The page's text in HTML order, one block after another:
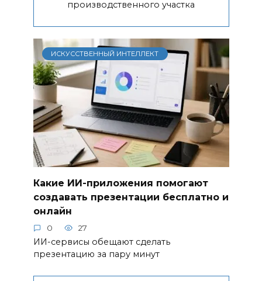
производственного участка
ИСКУССТВЕННЫЙ ИНТЕЛЛЕКТ
Какие ИИ-приложения помогают
создавать презентации бесплатно и
онлайн
0 27
ИИ-сервисы обещают сделать
презентацию за пару минут